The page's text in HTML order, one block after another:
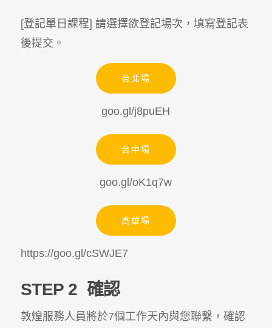
[登記單日課程] 請選擇欲登記場次，填寫登記表
後提交。
台北場
goo.gl/j8puEH
台中場
goo.gl/oK1q7w
高雄場
https://goo.gl/cSWJE7
STEP 2 確認
敦煌服務人員將於7個工作天內與您聯繫，確認